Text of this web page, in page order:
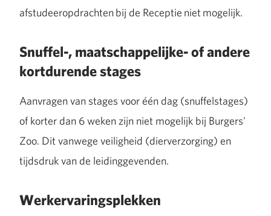
afstudeeropdrachten bij de Receptie niet mogelijk.
Snuffel-, maatschappelijke- of andere
kortdurende stages
Aanvragen van stages voor één dag (snuffelstages)
of korter dan 6 weken zijn niet mogelijk bij Burgers'
Zoo. Dit vanwege veiligheid (dierverzorging) en
tijdsdruk van de leidinggevenden.
Werkervaringsplekken